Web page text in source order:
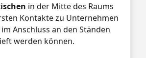
in der Mitte des Raums
Kontakte zu Unternehmen
Anschluss an den Ständen
werden können.